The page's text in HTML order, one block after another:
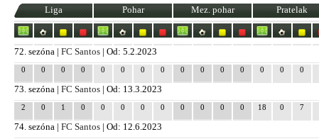
Liga Pohar Mez. pohar Pratelak
72. sezóna |FC Santos | Od: 5.2.2023
0 0 0 0 0 0 0 0 0 0 0 0 0 0 0
73. sezóna |FC Santos | Od: 13.3.2023
2 0 1 0 0 0 0 0 0 0 0 0 18 0 7
74. sezóna |FC Santos | Od: 12.6.2023